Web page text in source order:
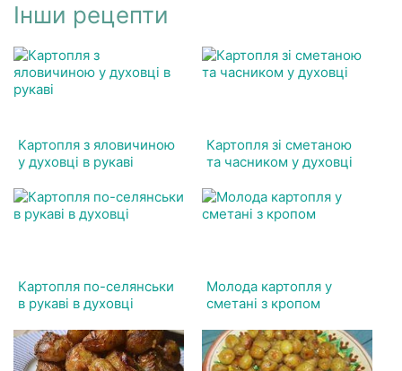
Інши рецепти
Картопля з яловичиною
у духовці в рукаві
Картопля зі сметаною
та часником у духовці
Картопля по-селянськи
в рукаві в духовці
Молода картопля у
сметані з кропом